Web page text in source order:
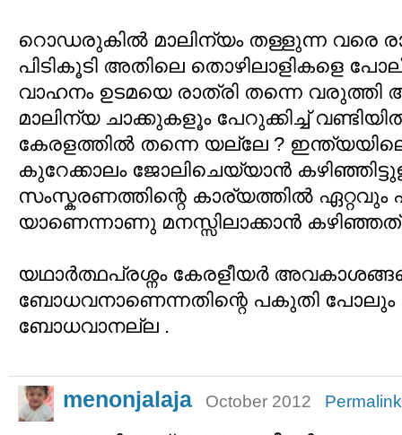
റൊഡരുകില്‍ മാലിന്യം തള്ളുന്ന വരെ
പിടികൂടി അതിലെ തൊഴിലാളികളെ
വാഹനം ഉടമയെ രാത്രി തന്നെ
മാലിന്യ ചാക്കുകളൂം പേറുക്കിച്ച്
കേരളത്തില്‍ തന്നെ യല്ലേ ?
കുറേക്കാലം ജോലിചെയ്യാന്‍
സംസ്കരണത്തിന്റെ കാര്യത്തില്‍
യാണെന്നാണു മനസ്സിലാക്കാന്‍ കഴിഞ്ഞത്
യഥാര്‍ത്ഥപ്രശ്നം കേരളീയര്‍
ബോധവനാണെന്നതിന്റെ പകുതി പോലും
ബോധവാനല്ല .
menonjalaja October 2012 Permalink